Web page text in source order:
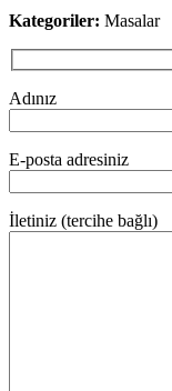
Kategoriler: Masalar
Adınız
E-posta adresiniz
İletiniz (tercihe bağlı)